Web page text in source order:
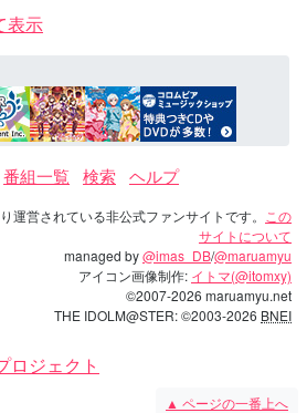
表示
番組一覧 検索 ヘルプ
運営されている非公式ファンサイトです。
この
サイトについて
managed by@imas_DB/@maruamyu
アイコン画像制作: イトマ(@itomxy)
©2007-2026 maruamyu.net
THE IDOLM@STER: ©2003-2026 BNEI
ロジェクト
▲ ページの一番上へ